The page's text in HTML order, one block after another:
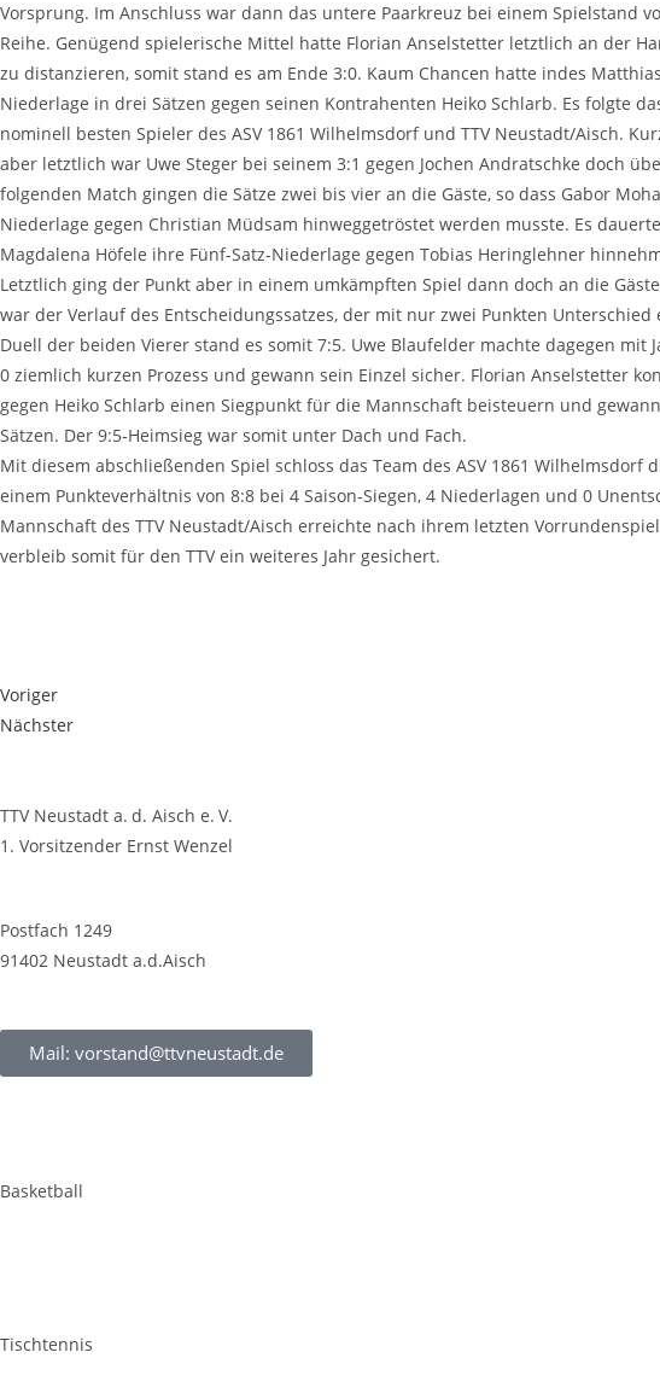
Vor­sprung. Im Anschluss war dann das unte­re Paar­kreuz bei einem Spiel­stand
Rei­he. Genü­gend spie­le­ri­sche Mit­tel hat­te Flo­ri­an Ansel­stet­ter letzt­lich an der
zu distan­zie­ren, somit stand es am Ende 3:0. Kaum Chan­cen hat­te indes
Nie­der­la­ge in drei Sät­zen gegen sei­nen Kon­tra­hen­ten Hei­ko Schlarb. Es folg­te
nomi­nell bes­ten Spie­ler des ASV 1861 Wil­helms­dorf und TTV Neustadt/Aisch.
aber letzt­lich war Uwe Ste­ger bei sei­nem 3:1 gegen Jochen And­ratsch­ke doch
fol­gen­den Match gin­gen die Sät­ze zwei bis vier an die Gäs­te, so dass Gabor
Nie­der­la­ge gegen Chris­ti­an Müd­sam hin­weg­ge­trös­tet wer­den muss­te. Es
Mag­da­le­na Höfe­le ihre Fünf-Satz-Nie­der­la­ge gegen Tobi­as Hering­leh­ner
Letzt­lich ging der Punkt aber in einem umkämpf­ten Spiel dann doch an die
war der Ver­lauf des Ent­schei­dungs­sat­zes, der mit nur zwei Punk­ten Unter­schied
Duell der bei­den Vie­rer stand es somit 7:5. Uwe Blaufel­der mach­te dage­gen mit
0 ziem­lich kur­zen Pro­zess und gewann sein Ein­zel sicher. Flo­ri­an Ansel­stet­ter
gegen Hei­ko Schlarb einen Sieg­punkt für die Mann­schaft bei­steu­ern und
Sät­zen. Der 9:5‑Heimsieg war somit unter Dach und Fach.
Mit die­sem abschlie­ßen­den Spiel schloss das Team des ASV 1861 Wil­helms­dorf
einem Punk­te­ver­hält­nis von 8:8 bei 4 Sai­son-Sie­gen, 4 Nie­der­la­gen und 0
Mann­schaft des TTV Neustadt/Aisch erreich­te nach ihrem letz­ten
ver­bleib somit für den TTV ein wei­te­res Jahr gesichert.
Voriger
Nächster
TTV Neustadt a. d. Aisch e. V.
1. Vorsitzender Ernst Wenzel
Postfach 1249
91402 Neustadt a.d.Aisch
Mail: vorstand@ttvneustadt.de
Basketball
Tischtennis